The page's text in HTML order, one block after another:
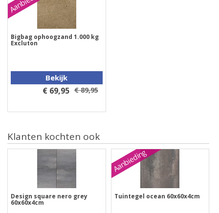
Bigbag ophoogzand 1.000 kg
Excluton
Bekijk
€ 69,95 € 89,95
Klanten kochten ook
Design square nero grey
60x60x4cm
Aanbieding
Tuintegel ocean 60x60x4cm